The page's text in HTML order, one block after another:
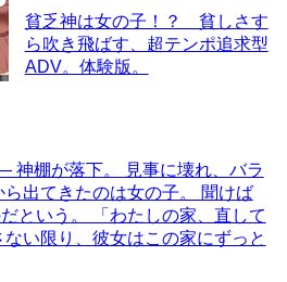
貧乏神は女の子！？ 貧しさす
ら吹き飛ばす、超テンポ追求型
ADV。体験版。
棚が落下。 見事に壊れ、バラ
出てきたのは女の子。 聞けば
という。 「わたしの家、直して
い限り、彼女はこの家にずっと